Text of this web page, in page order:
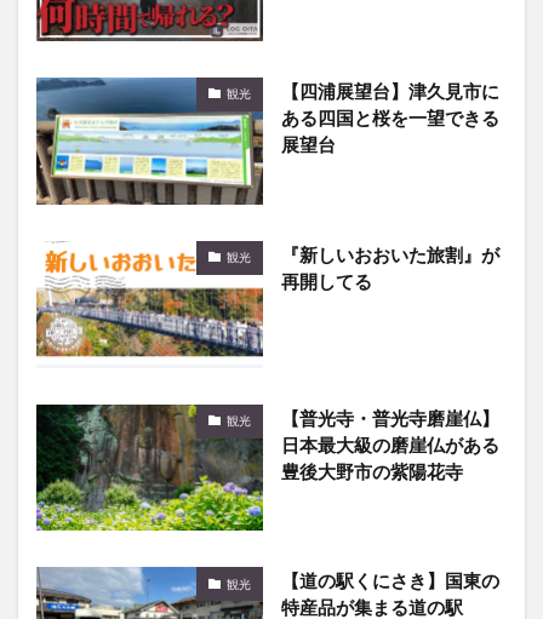
観光
【四浦展望台】津久見市に
ある四国と桜を一望できる
展望台
観光
『新しいおおいた旅割』が
再開してる
観光
【普光寺・普光寺磨崖仏】
日本最大級の磨崖仏がある
豊後大野市の紫陽花寺
観光
【道の駅くにさき】国東の
特産品が集まる道の駅